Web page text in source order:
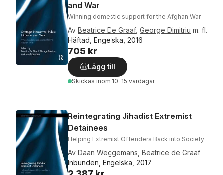
and War
Winning domestic support for the Afghan War
Av Beatrice De Graaf, George Dimitriu m. fl.
Häftad, Engelska, 2016
705 kr
Lägg till
Skickas inom 10-15 vardagar
Reintegrating Jihadist Extremist
Detainees
Helping Extremist Offenders Back into Society
Av Daan Weggemans Beatrice de Graaf
Inbunden, Engelska, 2017